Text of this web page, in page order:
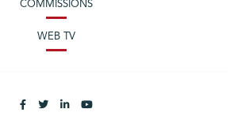
COMMISSIONS
WEB TV